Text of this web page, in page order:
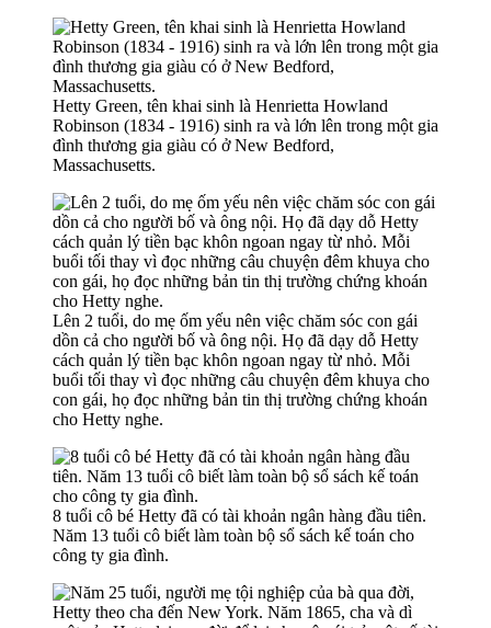
Hetty Green, tên khai sinh là Henrietta Howland
Robinson (1834 - 1916) sinh ra và lớn lên trong một gia
đình thương gia giàu có ở New Bedford,
Massachusetts.
Lên 2 tuổi, do mẹ ốm yếu nên việc chăm sóc con gái
dồn cả cho người bố và ông nội. Họ đã dạy dỗ Hetty
cách quản lý tiền bạc khôn ngoan ngay từ nhỏ. Mỗi
buổi tối thay vì đọc những câu chuyện đêm khuya cho
con gái, họ đọc những bản tin thị trường chứng khoán
cho Hetty nghe.
8 tuổi cô bé Hetty đã có tài khoản ngân hàng đầu tiên.
Năm 13 tuổi cô biết làm toàn bộ sổ sách kế toán cho
công ty gia đình.